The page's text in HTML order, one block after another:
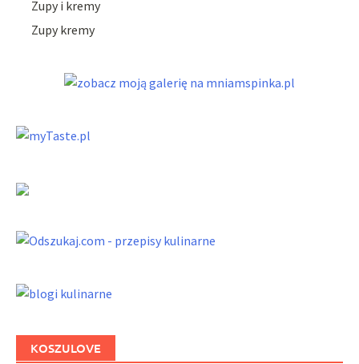
Zupy i kremy
Zupy kremy
KOSZULOVE